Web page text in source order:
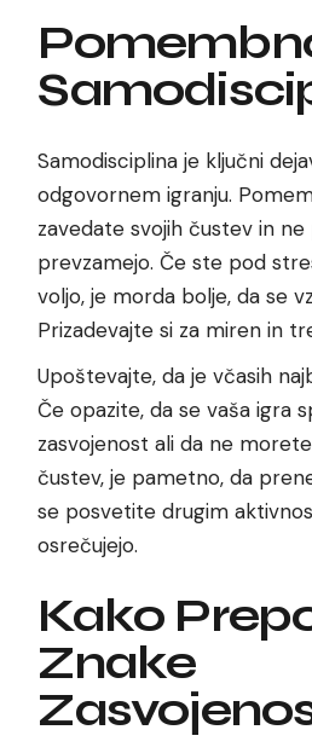
Samodisciplina je ključni
odgovornem igranju.
zavedate svojih čustev in ne
prevzamejo. Če ste pod
voljo, je morda bolje, da se
Prizadevajte si za miren in
Upoštevajte, da je včasih
Če opazite, da se vaša igra
zasvojenost ali da ne
čustev, je pametno, da
se posvetite drugim
osrečujejo.
Kako
Znake